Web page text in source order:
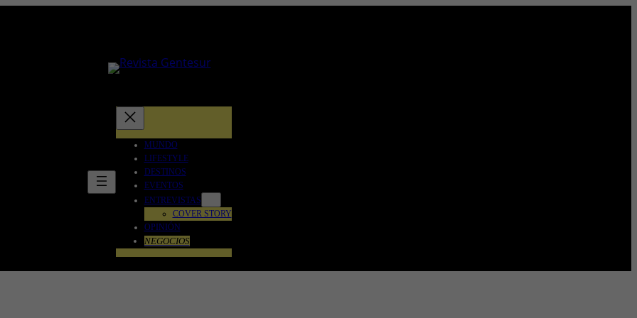
MUNDO
LIFESTYLE
DESTINOS
EVENTOS
ENTREVISTAS
COVER STORY
OPINIÓN
NEGOCIOS